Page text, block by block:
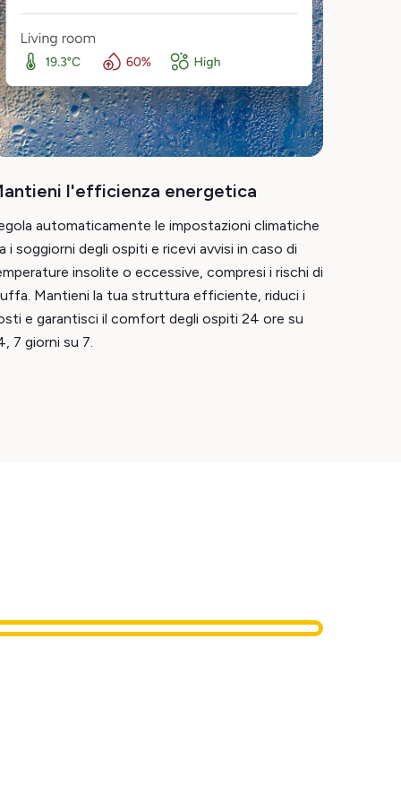
l'efficienza energetica
automaticamente le impostazioni climatiche
i soggiorni degli ospiti e ricevi avvisi in caso di
insolite o eccessive, compresi i rischi di
Mantieni la tua struttura efficiente, riduci i
e garantisci il comfort degli ospiti 24 ore su
7 giorni su 7.